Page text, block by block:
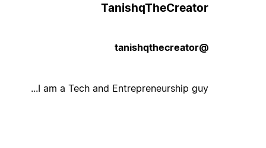
TanishqTheCreator
@tanishqthecreator
I am a Tech and Entrepreneurship guy...